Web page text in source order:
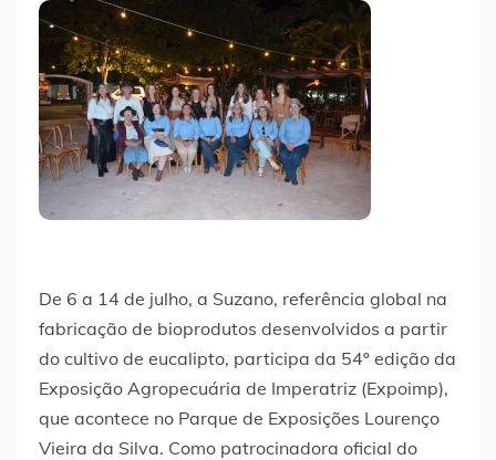
De 6 a 14 de julho, a Suzano, referência global na
fabricação de bioprodutos desenvolvidos a partir
do cultivo de eucalipto, participa da 54º edição da
Exposição Agropecuária de Imperatriz (Expoimp),
que acontece no Parque de Exposições Lourenço
Vieira da Silva. Como patrocinadora oficial do